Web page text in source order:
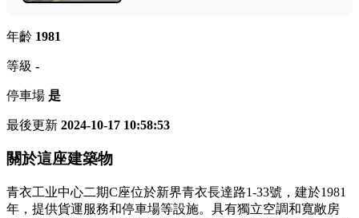
年齡 1981
等級 -
停車場 是
最後更新 2024-10-17 10:58:53
關於這座建築物
青衣工业中心二期C座位於新界青衣長達路1-33號，建於1981
年，提供貨運服務和停車場等設施。具有獨立空調和寬敞房